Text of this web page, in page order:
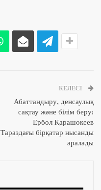
КЕЛЕСІ
Абаттандыру, денсаулық
сақтау және білім беру:
Ербол Қарашөкеев
Тараздағы бірқатар нысанды
аралады